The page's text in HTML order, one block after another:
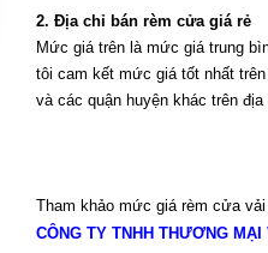
2. Địa chỉ bán rèm cửa giá rẻ
Mức giá trên là mức giá trung
tôi cam kết mức giá tốt nhất
và các quận huyện khác trên địa
Tham khảo mức giá rèm cửa
CÔNG TY TNHH THƯƠNG